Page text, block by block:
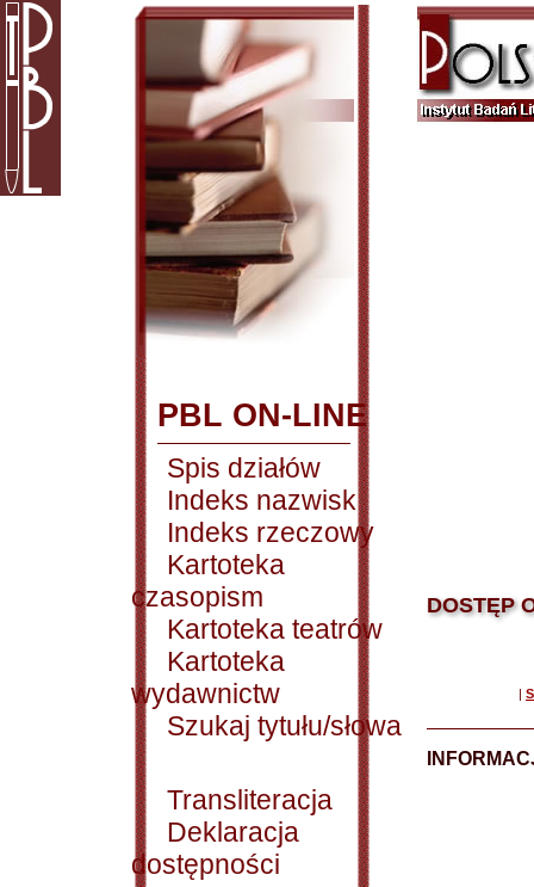
PBL ON-LINE
Spis działów
Indeks nazwisk
Indeks rzeczowy
Kartoteka
czasopism
Kartoteka teatrów
Kartoteka
wydawnictw
Szukaj tytułu/słowa
Transliteracja
Deklaracja
dostępności
DOSTĘP
|